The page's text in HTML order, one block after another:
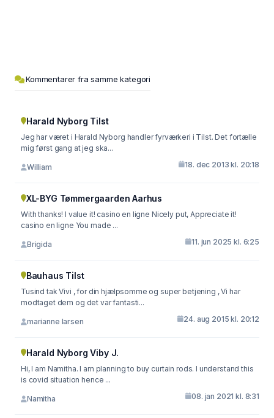
Kommentarer fra samme kategori
Harald Nyborg Tilst
Jeg har været i Harald Nyborg handler fyrværkeri i Tilst. Det fortælle
mig først gang at jeg ska...
William 18. dec 2013 kl. 20:18
XL-BYG Tømmergaarden Aarhus
With thanks! I value it! casino en ligne Nicely put, Appreciate it!
casino en ligne You made ...
Brigida 11. jun 2025 kl. 6:25
Bauhaus Tilst
Tusind tak Vivi , for din hjælpsomme og super betjening , Vi har
modtaget dem og det var fantasti...
marianne larsen 24. aug 2015 kl. 20:12
Harald Nyborg Viby J.
Hi, I am Namitha. I am planning to buy curtain rods. I understand this
is covid situation hence ...
Namitha 08. jan 2021 kl. 8:31